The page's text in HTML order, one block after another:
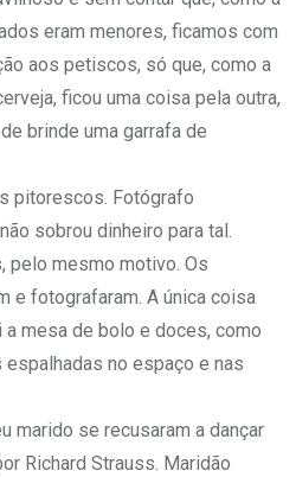
eram menores, ficamos com
aos petiscos, só que, como a
ficou uma coisa pela outra,
brinde uma garrafa de
pitorescos. Fotógrafo
sobrou dinheiro para tal.
pelo mesmo motivo. Os
e fotografaram. A única coisa
mesa de bolo e doces, como
no espaço e nas
marido se recusaram a dançar
Richard Strauss. Maridão